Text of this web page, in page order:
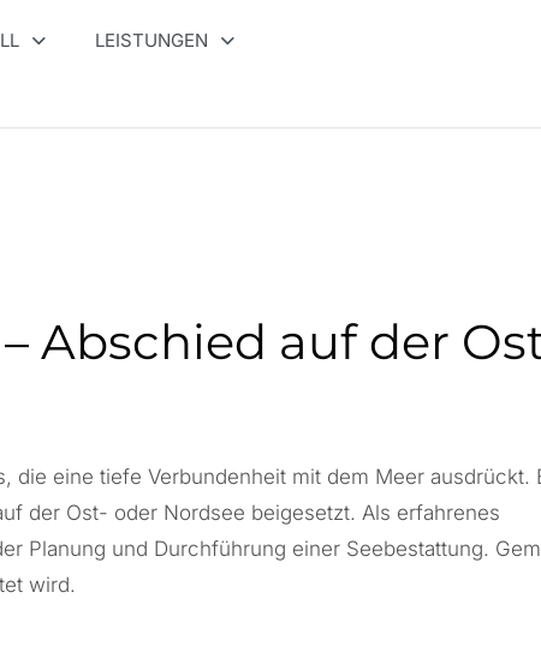
LEISTUNGEN
Abschied auf der
die eine tiefe Verbundenheit mit dem Meer ausdrückt.
der Ost- oder Nordsee beigesetzt. Als erfahrenes
Planung und Durchführung einer Seebestattung.
wird.